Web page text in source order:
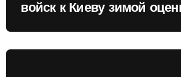
войск к Киеву зимой